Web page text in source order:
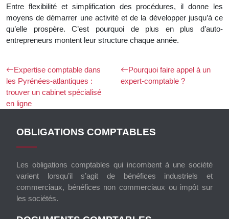
Entre flexibilité et simplification des procédures, il donne les
moyens de démarrer une activité et de la développer jusqu’à ce
qu’elle prospère. C’est pourquoi de plus en plus d’auto-
entrepreneurs montent leur structure chaque année.
Expertise comptable dans
les Pyrénées-atlantiques :
trouver un cabinet spécialisé
en ligne
Pourquoi faire appel à un
expert-comptable ?
OBLIGATIONS COMPTABLES
Les obligations comptables qui incombent à une société
varient lorsqu’il s’agit de bénéfices industriels et
commerciaux, bénéfices non commerciaux ou impôt sur
les sociétés.